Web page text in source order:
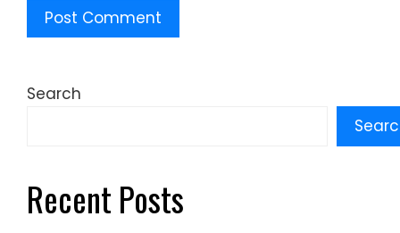
Search
Recent Posts